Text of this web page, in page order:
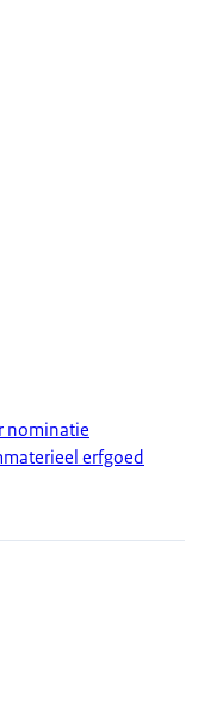
nominatie
erfgoed